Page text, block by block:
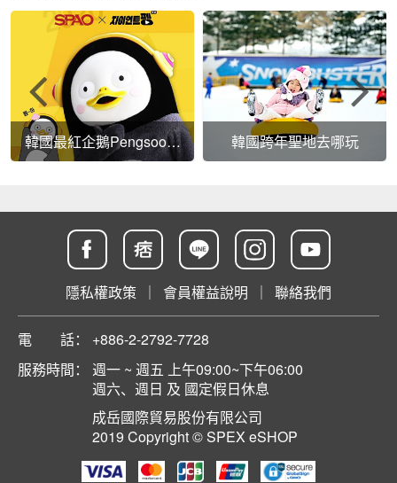
韓國最紅企鵝Pengsoo，
韓國跨年聖地去哪玩
隱私權政策 ｜ 會員權益說明 ｜ 聯絡我們
電 話：
+886-2-2792-7728
服務時間：
週一 ~ 週五 上午09:00~下午06:00
週六、週日 及 國定假日休息
成岳國際貿易股份有限公司
2019 Copyright © SPEX eSHOP